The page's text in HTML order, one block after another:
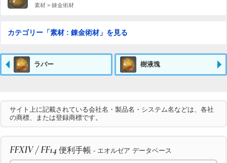
素材 > 錬金術材
カテゴリー「素材 : 錬金術材」を見る
ラバー 樹液塊
サイト上に記載されている会社名・製品名・システム名などは、各社
の商標、または登録商標です。
FFXIV / FF14 便利手帳 - エオルゼア データベース